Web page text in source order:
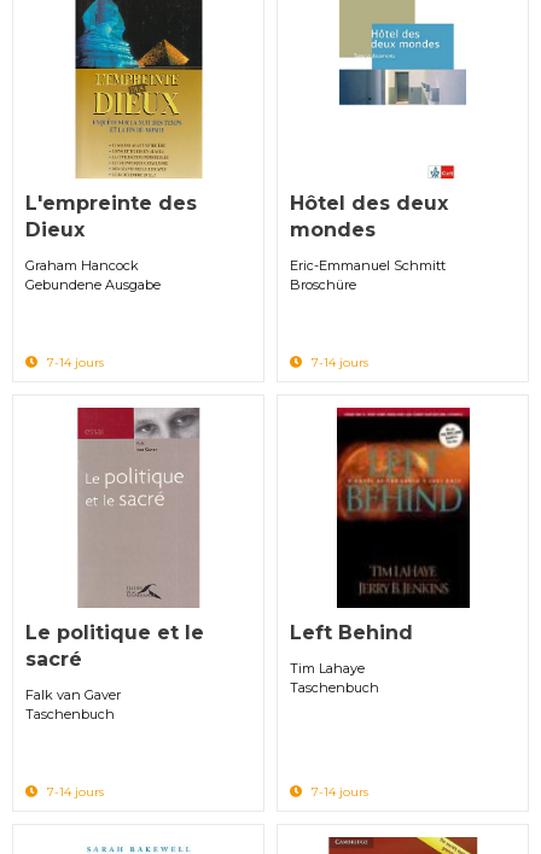
L'empreinte des
Dieux
Graham Hancock
Gebundene Ausgabe
7-14 jours
Hôtel des deux
mondes
Eric-Emmanuel Schmitt
Broschüre
7-14 jours
Le politique et le
sacré
Falk van Gaver
Taschenbuch
7-14 jours
Left Behind
Tim Lahaye
Taschenbuch
7-14 jours